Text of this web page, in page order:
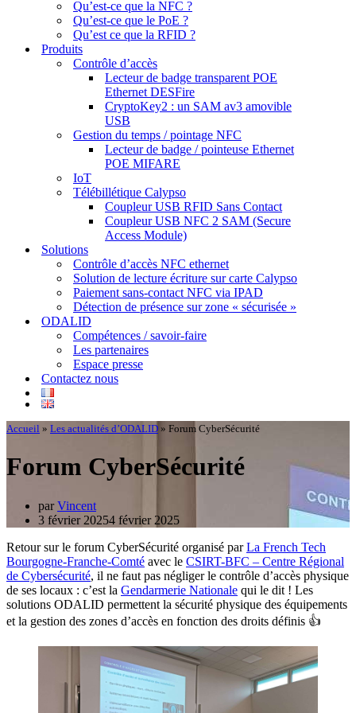
Qu’est-ce que la NFC ?
Qu’est-ce que le PoE ?
Qu’est ce que la RFID ?
Produits
Contrôle d’accès
Lecteur de badge transparent POE
Ethernet DESFire
CryptoKey2 : un SAM av3 amovible
USB
Gestion du temps / pointage NFC
Lecteur de badge / pointeuse Ethernet
POE MIFARE
IoT
Télébillétique Calypso
Coupleur USB RFID Sans Contact
Coupleur USB NFC 2 SAM (Secure
Access Module)
Solutions
Contrôle d’accès NFC ethernet
Solution de lecture écriture sur carte Calypso
Paiement sans-contact NFC via IPAD
Détection de présence sur zone « sécurisée »
ODALID
Compétences / savoir-faire
Les partenaires
Espace presse
Contactez nous
Accueil » Les actualités d’ODALID » Forum CyberSécurité
Forum CyberSécurité
parVincent
3 février 20254 février 2025
Retour sur le forum CyberSécurité organisé parLa French Tech
Bourgogne-Franche-Comté avec le CSIRT-BFC – Centre Régional
de Cybersécurité, il ne faut pas négliger le contrôle d’accès physique
de ses locaux : c’est la Gendarmerie Nationale qui le dit ! Les
solutions ODALID permettent la sécurité physique des équipements
et la gestion des zones d’accès en fonction des droits définis 👍